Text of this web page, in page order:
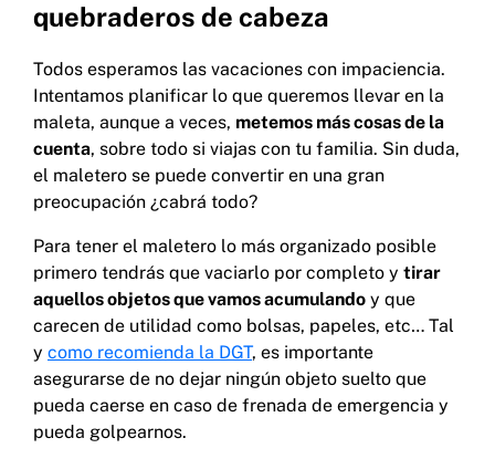
quebraderos de cabeza
Todos esperamos las vacaciones con impaciencia.
Intentamos planificar lo que queremos llevar en la
maleta, aunque a veces, metemos más cosas de la
cuenta, sobre todo si viajas con tu familia. Sin duda,
el maletero se puede convertir en una gran
preocupación ¿cabrá todo?
Para tener el maletero lo más organizado posible
primero tendrás que vaciarlo por completo y tirar
aquellos objetos que vamos acumulando y que
carecen de utilidad como bolsas, papeles, etc… Tal
y como recomienda la DGT, es importante
asegurarse de no dejar ningún objeto suelto que
pueda caerse en caso de frenada de emergencia y
pueda golpearnos.